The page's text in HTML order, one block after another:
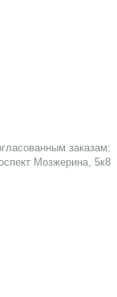
заказам:
Мозжерина, 5к8​